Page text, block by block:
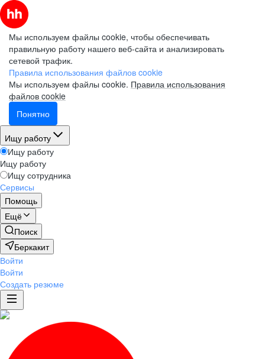
Мы используем файлы cookie, чтобы обеспечивать
правильную работу нашего веб-сайта и анализировать
сетевой трафик.
Правила использования файлов cookie
Мы используем файлы cookie. Правила использования
файлов cookie
Понятно
Ищу работу
Ищу работу
Ищу работу
Ищу сотрудника
Сервисы
Помощь
Ещё
Поиск
Беркакит
Войти
Войти
Создать резюме